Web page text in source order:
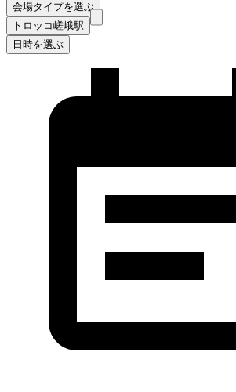
会場タイプを選ぶ
トロッコ嵯峨駅
日時を選ぶ